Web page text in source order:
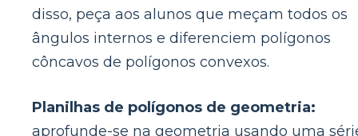
disso, peça aos alunos que meçam todos os
ângulos internos e diferenciem polígonos
côncavos de polígonos convexos.
Planilhas de polígonos de geometria:
aprofunde-se na geometria usando uma